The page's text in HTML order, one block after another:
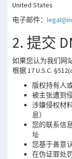
United States
电子邮件：
2. 提交
如果您认为我们网
根据 17 U.S.C.
版权持有人
被主张遭到
涉嫌侵权材
息）
您的联系信
址
您基于善意
在伪证罪处